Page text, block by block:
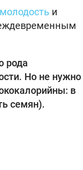
молодость и
рода
Но не нужно
в
семян).